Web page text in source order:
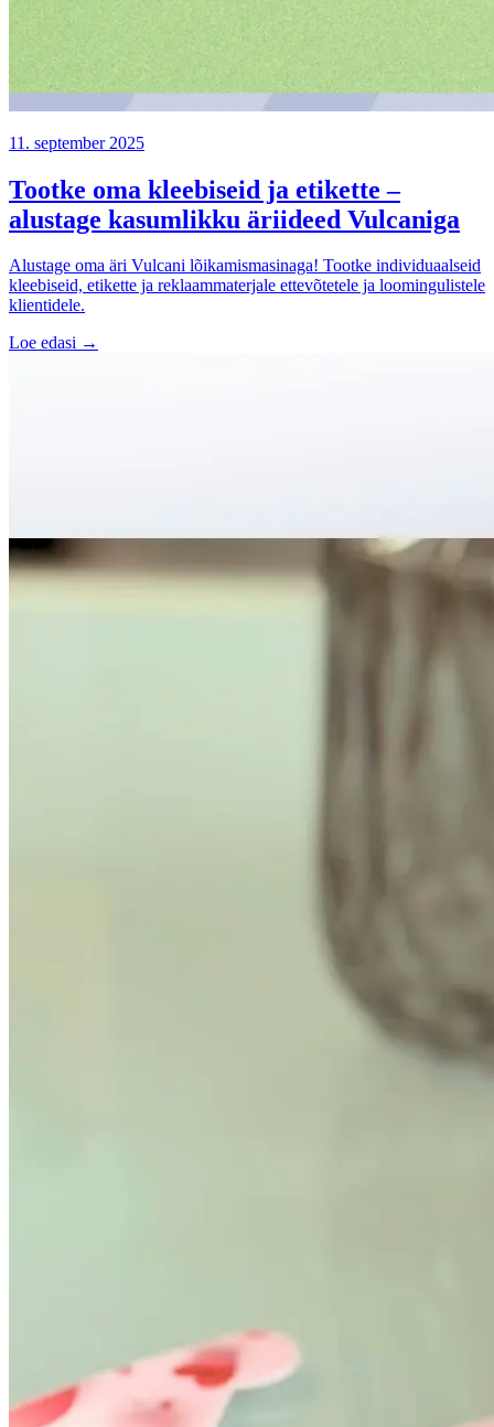
11. september 2025
Tootke oma kleebiseid ja etikette –
alustage kasumlikku äriideed Vulcaniga
Alustage oma äri Vulcani lõikamismasinaga! Tootke individuaalseid
kleebiseid, etikette ja reklaammaterjale ettevõtetele ja loomingulistele
klientidele.
Loe edasi →